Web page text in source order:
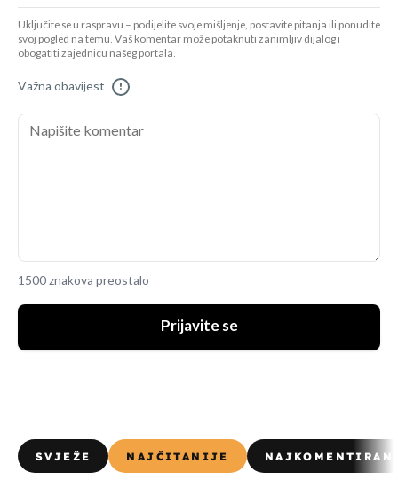
Uključite se u raspravu – podijelite svoje mišljenje, postavite pitanja ili ponudite
svoj pogled na temu. Vaš komentar može potaknuti zanimljiv dijalog i
obogatiti zajednicu našeg portala.
Važna obavijest !
1500 znakova preostalo
Prijavite se
SVJEŽE NAJČITANIJE